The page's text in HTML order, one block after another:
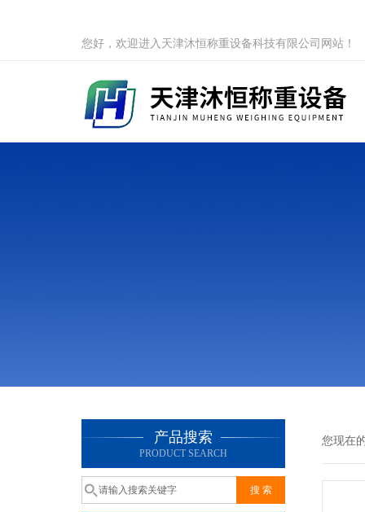
您好，欢迎进入天津沐恒称重设备科技有限公司网站！
产品搜索
PRODUCT SEARCH
您现在